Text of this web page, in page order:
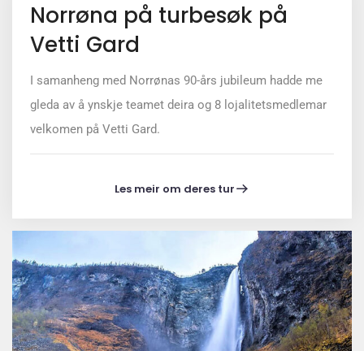
Norrøna på turbesøk på
Vetti Gard
I samanheng med Norrønas 90-års jubileum hadde me
gleda av å ynskje teamet deira og 8 lojalitetsmedlemar
velkomen på Vetti Gard.
Les meir om deres tur